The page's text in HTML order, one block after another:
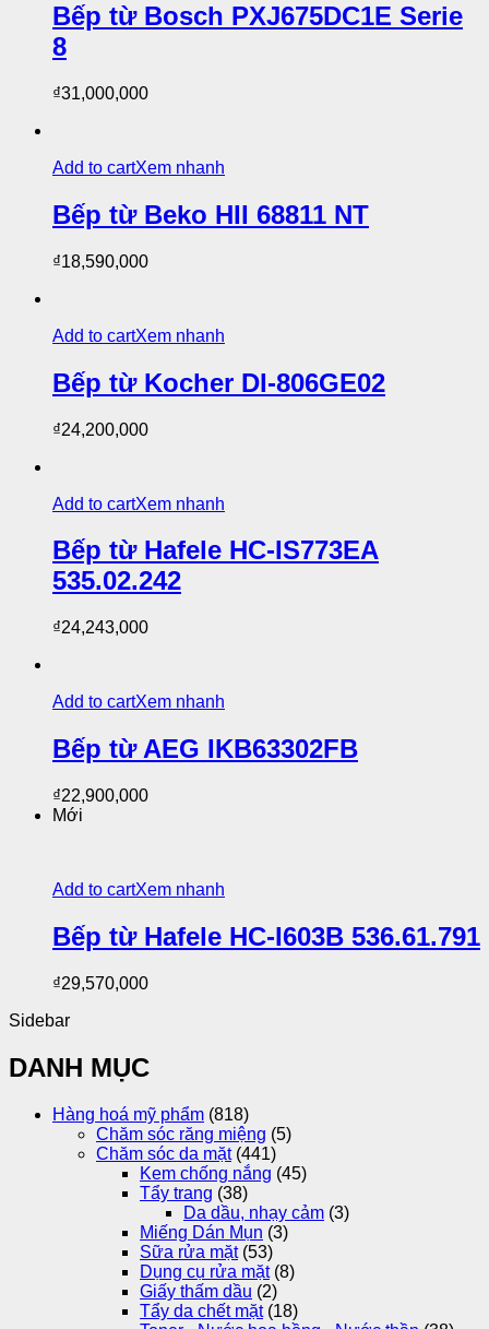
Bếp từ Bosch PXJ675DC1E Serie
8
₫31,000,000
Add to cartXem nhanh
Bếp từ Beko HII 68811 NT
₫18,590,000
Add to cartXem nhanh
Bếp từ Kocher DI-806GE02
₫24,200,000
Add to cartXem nhanh
Bếp từ Hafele HC-IS773EA
535.02.242
₫24,243,000
Add to cartXem nhanh
Bếp từ AEG IKB63302FB
₫22,900,000
Mới
Add to cartXem nhanh
Bếp từ Hafele HC-I603B 536.61.791
₫29,570,000
Sidebar
DANH MỤC
Hàng hoá mỹ phẩm (818)
Chăm sóc răng miệng (5)
Chăm sóc da mặt (441)
Kem chống nắng (45)
Tẩy trang (38)
Da dầu, nhạy cảm (3)
Miếng Dán Mụn (3)
Sữa rửa mặt (53)
Dụng cụ rửa mặt (8)
Giấy thấm dầu (2)
Tẩy da chết mặt (18)